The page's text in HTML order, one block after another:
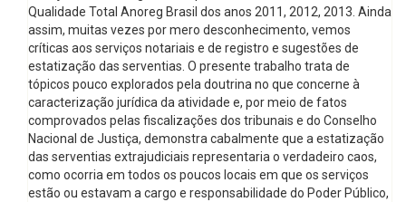
Qualidade Total Anoreg Brasil dos anos 2011, 2012, 2013. Ainda
assim, muitas vezes por mero desconhecimento, vemos
críticas aos serviços notariais e de registro e sugestões de
estatização das serventias. O presente trabalho trata de
tópicos pouco explorados pela doutrina no que concerne à
caracterização jurídica da atividade e, por meio de fatos
comprovados pelas fiscalizações dos tribunais e do Conselho
Nacional de Justiça, demonstra cabalmente que a estatização
das serventias extrajudiciais representaria o verdadeiro caos,
como ocorria em todos os poucos locais em que os serviços
estão ou estavam a cargo e responsabilidade do Poder Público,